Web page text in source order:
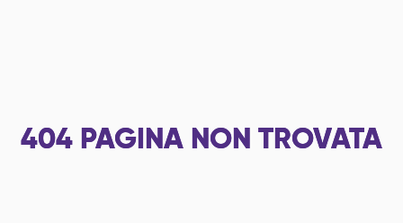
404 PAGINA NON TROVATA